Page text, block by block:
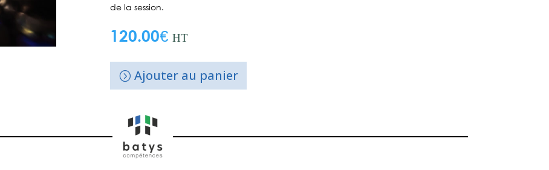
de la session.
120.00€ HT
Ajouter au panier